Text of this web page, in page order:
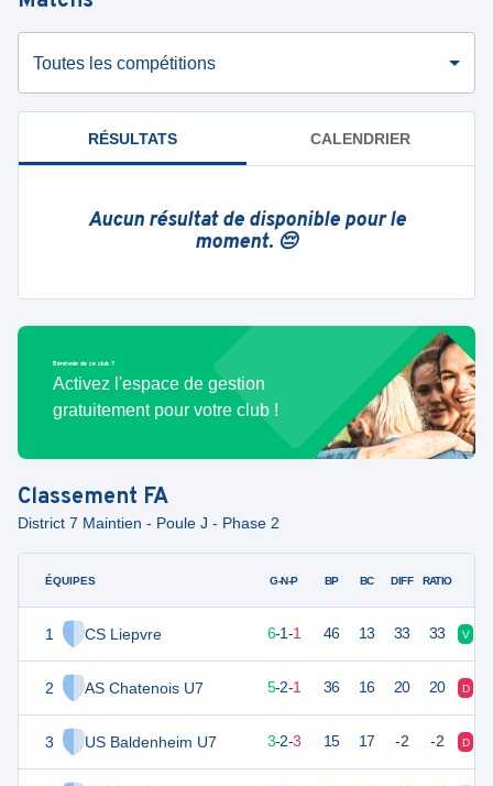
Toutes les compétitions
RÉSULTATS CALENDRIER
Aucun résultat de disponible pour le
moment. 😔
Bénévole de ce club ?
Activez l'espace de gestion
gratuitement pour votre club !
Classement FA
District 7 Maintien - Poule J - Phase 2
ÉQUIPES
1 CS Liepvre
2 AS Chatenois U7
3 US Baldenheim U7
G-N-P BP BC DIFF RATIO
6-1-1 46 13 33 33 V
17 5-2-1 36 16 20 20 D
11 3-2-3 15 17 -2 -2 D